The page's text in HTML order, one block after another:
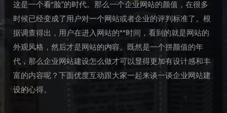
这是一个看“脸”的时代。那么一个企业网站的颜值，在很多
时候已经变成了用户对一个网站或者企业的评判标准了。根
据调查得出，用户在进入网站的**时间，看到的就是网站的
外观风格，然后才是网站的内容。既然是一个拼颜值的年
代，那么企业网站建设怎么做才可以显得更加有设计感和丰
富的内容呢？下面优度互动跟大家一起来谈一谈企业网站建
设的心得。